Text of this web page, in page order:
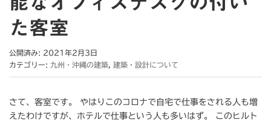
た客室
公開済み: 2021年2月3日
カテゴリー: 九州・沖縄の建築 建築・設計について
さて、客室です。 やはりこのコロナで自宅で仕事をされる人も増
えたわけですが、ホテルで仕事という人も多いはず。 このヒルト